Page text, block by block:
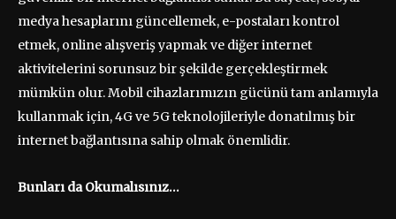
medya hesaplarını güncellemek, e-postaları kontrol
etmek, online alışveriş yapmak ve diğer internet
aktivitelerini sorunsuz bir şekilde gerçekleştirmek
mümkün olur. Mobil cihazlarımızın gücünü tam anlamıyla
kullanmak için, 4G ve 5G teknolojileriyle donatılmış bir
internet bağlantısına sahip olmak önemlidir.
Bunları da Okumalısınız…